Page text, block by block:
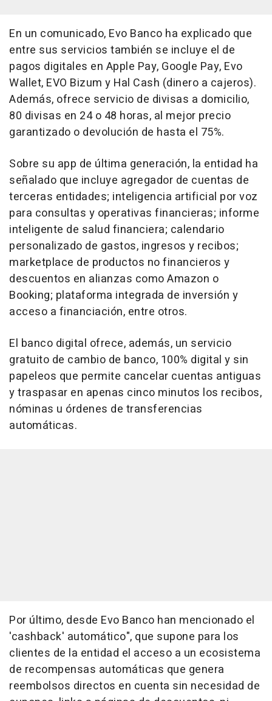
En un comunicado, Evo Banco ha explicado que
entre sus servicios también se incluye el de
pagos digitales en Apple Pay, Google Pay, Evo
Wallet, EVO Bizum y Hal Cash (dinero a cajeros).
Además, ofrece servicio de divisas a domicilio,
80 divisas en 24 o 48 horas, al mejor precio
garantizado o devolución de hasta el 75%.
Sobre su app de última generación, la entidad ha
señalado que incluye agregador de cuentas de
terceras entidades; inteligencia artificial por voz
para consultas y operativas financieras; informe
inteligente de salud financiera; calendario
personalizado de gastos, ingresos y recibos;
marketplace de productos no financieros y
descuentos en alianzas como Amazon o
Booking; plataforma integrada de inversión y
acceso a financiación, entre otros.
El banco digital ofrece, además, un servicio
gratuito de cambio de banco, 100% digital y sin
papeleos que permite cancelar cuentas antiguas
y traspasar en apenas cinco minutos los recibos,
nóminas u órdenes de transferencias
automáticas.
Por último, desde Evo Banco han mencionado el
'cashback' automático", que supone para los
clientes de la entidad el acceso a un ecosistema
de recompensas automáticas que genera
reembolsos directos en cuenta sin necesidad de